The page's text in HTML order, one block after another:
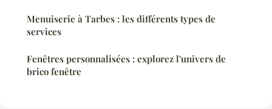
Menuiserie à Tarbes : les différents types de
services
Fenêtres personnalisées : explorez l'univers de
brico fenêtre